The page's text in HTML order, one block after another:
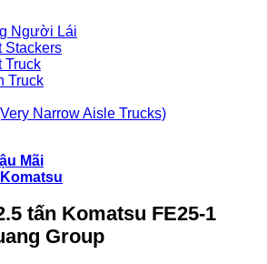
Người Lái
Stackers
Truck
Truck
Narrow Aisle Trucks)
Mãi
tấn Komatsu FE25-1
Group